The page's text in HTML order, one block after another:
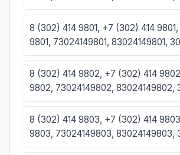
8 (302) 414 9801, +7 (302) 414
9801, 73024149801, 83024149801,
8 (302) 414 9802, +7 (302) 414
9802, 73024149802, 83024149802,
8 (302) 414 9803, +7 (302) 414
9803, 73024149803, 83024149803,